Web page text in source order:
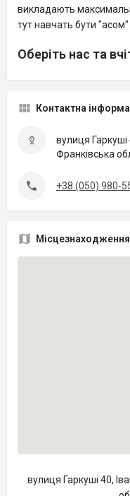
викладають
тут навчать бути "асом"
Оберіть нас та
Контактна
вулиця Гаркуші
Франківська
+38 (050) 980-
Місцезнаходження
вулиця Гаркуші 40,